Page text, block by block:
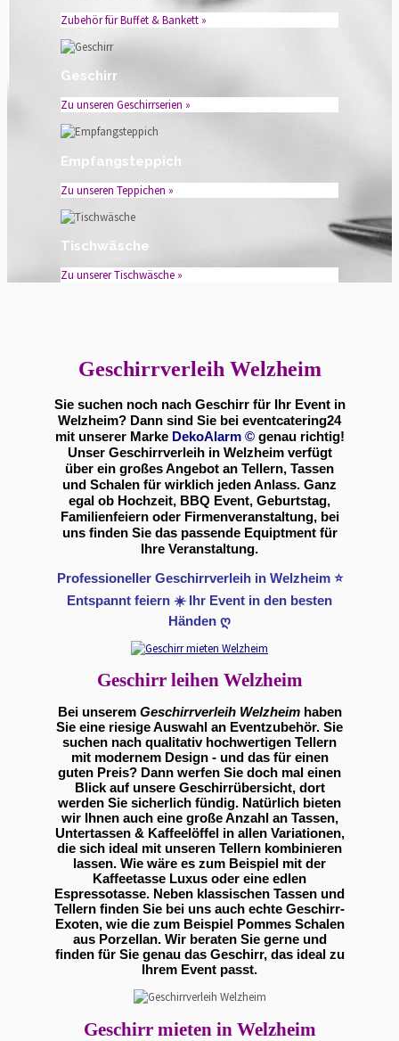
Zubehör für Buffet & Bankett »
Geschirr
Zu unseren Geschirrserien »
Empfangsteppich
Zu unseren Teppichen »
Tischwäsche
Zu unserer Tischwäsche »
Geschirrverleih Welzheim
Sie suchen noch nach Geschirr für Ihr Event in
Welzheim? Dann sind Sie bei eventcatering24
mit unserer Marke DekoAlarm ©genau richtig!
Unser Geschirrverleih in Welzheim verfügt
über ein großes Angebot an Tellern, Tassen
und Schalen für wirklich jeden Anlass. Ganz
egal ob Hochzeit, BBQ Event, Geburtstag,
Familienfeiern oder Firmenveranstaltung, bei
uns finden Sie das passende Equiptment für
Ihre Veranstaltung.
Professioneller Geschirrverleih in Welzheim ⭐
Entspannt feiern ☀️ Ihr Event in den besten
Händen ღ
Geschirr leihen Welzheim
Bei unserem Geschirrverleih Welzheimhaben
Sie eine riesige Auswahl an Eventzubehör. Sie
suchen nach qualitativ hochwertigen Tellern
mit modernem Design - und das für einen
guten Preis? Dann werfen Sie doch mal einen
Blick auf unsere Geschirrübersicht, dort
werden Sie sicherlich fündig. Natürlich bieten
wir Ihnen auch eine große Anzahl an Tassen,
Untertassen & Kaffeelöffel in allen Variationen,
die sich ideal mit unseren Tellern kombinieren
lassen. Wie wäre es zum Beispiel mit der
Kaffeetasse Luxus oder eine edlen
Espressotasse. Neben klassischen Tassen und
Tellern finden Sie bei uns auch echte Geschirr-
Exoten, wie die zum Beispiel Pommes Schalen
aus Porzellan. Wir beraten Sie gerne und
finden für Sie genau das Geschirr, das ideal zu
Ihrem Event passt.
Geschirr mieten in Welzheim